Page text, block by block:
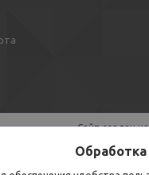
Сайт создан
ООО Все для тепла |
Select